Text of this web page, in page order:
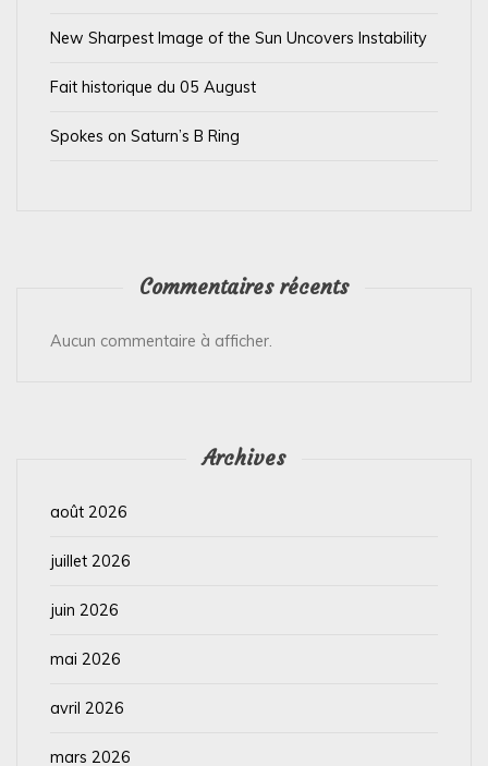
New Sharpest Image of the Sun Uncovers Instability
Fait historique du 05 August
Spokes on Saturn’s B Ring
Commentaires récents
Aucun commentaire à afficher.
Archives
août 2026
juillet 2026
juin 2026
mai 2026
avril 2026
mars 2026